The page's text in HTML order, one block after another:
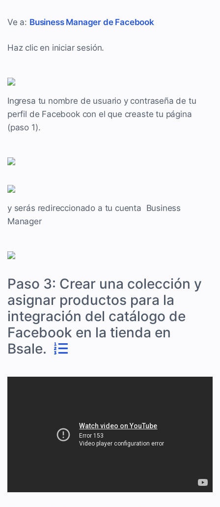
Ve a: Business Manager de Facebook
Haz clic en iniciar sesión.
Ingresa tu nombre de usuario y contraseña de tu
perfil de Facebook con el que creaste tu página
(paso 1).
y serás redireccionado a tu cuenta Business
Manager
Paso 3: Crear una colección y
asignar productos para la
integración del catálogo de
Facebook en la tienda en
Bsale.